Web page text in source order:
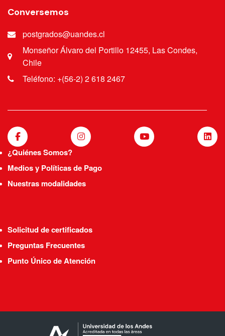
Conversemos
postgrados@uandes.cl
Monseñor Álvaro del Portillo 12455, Las Condes,
Chile
Teléfono: +(56-2) 2 618 2467
¿Quiénes Somos?
Medios y Políticas de Pago
Nuestras modalidades
Solicitud de certificados
Preguntas Frecuentes
Punto Único de Atención